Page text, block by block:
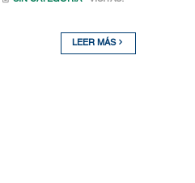
LEER MÁS